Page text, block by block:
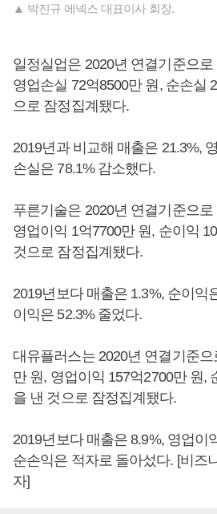
▲ 박진규 에넥스 대표이사 회장.
일정실업은 2020년 연결기준으
영업손실 72억8500만 원, 순손실
으로 잠정집계됐다.
2019년과 비교해 매출은 21.3%,
손실은 78.1% 감소했다.
푸른기술은 2020년 연결기준으
영업이익 1억7700만 원, 순이익
것으로 잠정집계됐다.
2019년보다 매출은 1.3%, 순이익
이익은 52.3% 줄었다.
대유플러스는 2020년 연결기준
만 원, 영업이익 157억2700만 원,
을 낸 것으로 잠정집계됐다.
2019년보다 매출은 8.9%, 영업이
순손익은 적자로 돌아섰다. [비즈
자]